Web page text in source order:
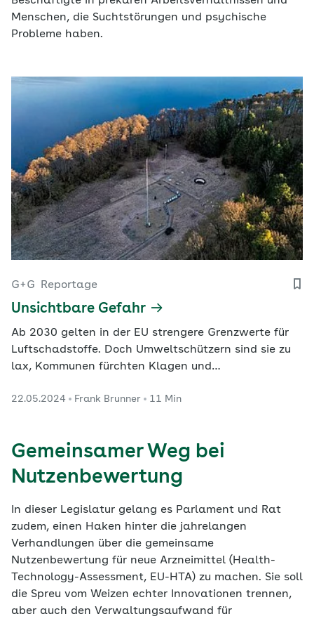
Menschen, die Sucht­störungen und psychische
Probleme haben.
G+G Reportage
Unsichtbare Gefahr
Ab 2030 gelten in der EU strengere Grenzwerte für
Luftschadstoffe. Doch Umweltschützern sind sie zu
lax, Kommunen fürchten Klagen und
ist: Die überarbeiteten Regeln verändern unser
22.05.2024 Frank Brunner 11 Min
Gemeinsamer Weg bei
Nutzenbewertung
In dieser Legislatur gelang es Parlament und Rat
zudem, einen Haken hinter die jahrelangen
Verhandlungen über die gemeinsame
Nutzenbewertung für neue Arzneimittel (Health-
Technology-Assessment, EU-HTA) zu machen. Sie soll
die Spreu vom Weizen echter Innovationen trennen,
aber auch den Verwaltungsaufwand für